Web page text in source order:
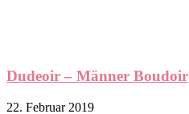
Dudeoir – Männer Boudoir
22. Februar 2019